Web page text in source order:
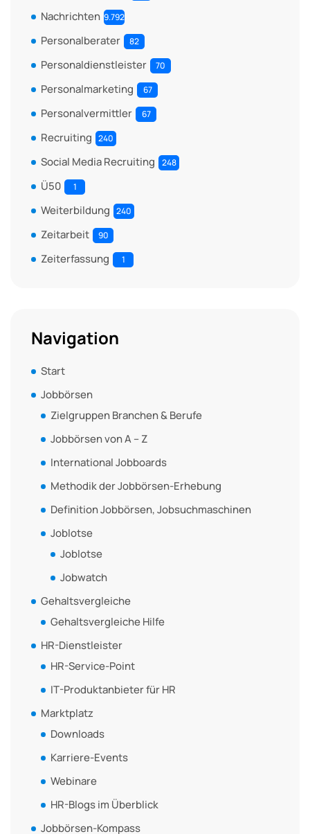
Nachrichten 9.792
Personalberater 82
Personaldienstleister 70
Personalmarketing 67
Personalvermittler 67
Recruiting 240
Social Media Recruiting 248
Ü50 1
Weiterbildung 240
Zeitarbeit 90
Zeiterfassung 1
Navigation
Start
Jobbörsen
Zielgruppen Branchen & Berufe
Jobbörsen von A – Z
International Jobboards
Methodik der Jobbörsen-Erhebung
Definition Jobbörsen, Jobsuchmaschinen
Joblotse
Joblotse
Jobwatch
Gehaltsvergleiche
Gehaltsvergleiche Hilfe
HR-Dienstleister
HR-Service-Point
IT-Produktanbieter für HR
Marktplatz
Downloads
Karriere-Events
Webinare
HR-Blogs im Überblick
Jobbörsen-Kompass